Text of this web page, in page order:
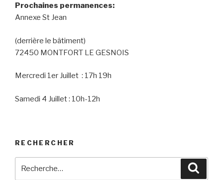
Prochaines permanences:
Annexe St Jean
(derrière le bâtiment)
72450 MONTFORT LE GESNOIS
Mercredi 1er Juillet : 17h 19h
Samedi 4 Juillet : 10h-12h
RECHERCHER